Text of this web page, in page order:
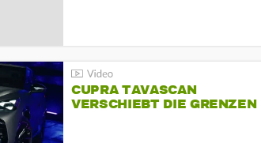
CUPRA TAVASCAN
VERSCHIEBT DIE GRENZEN